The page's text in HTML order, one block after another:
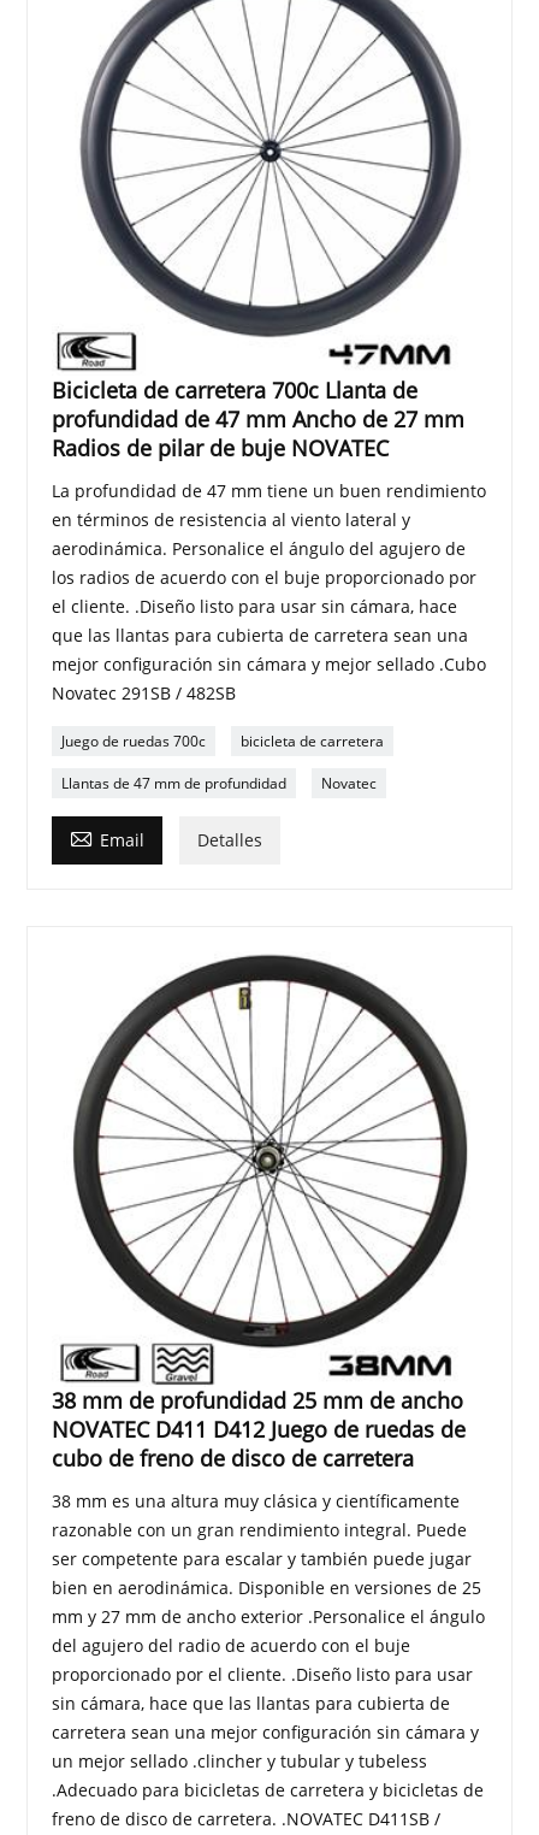
Bicicleta de carretera 700c Llanta de
profundidad de 47 mm Ancho de 27 mm
Radios de pilar de buje NOVATEC
La profundidad de 47 mm tiene un buen rendimiento
en términos de resistencia al viento lateral y
aerodinámica. Personalice el ángulo del agujero de
los radios de acuerdo con el buje proporcionado por
el cliente. .Diseño listo para usar sin cámara, hace
que las llantas para cubierta de carretera sean una
mejor configuración sin cámara y mejor sellado .Cubo
Novatec 291SB / 482SB
Juego de ruedas 700c bicicleta de carretera
Llantas de 47 mm de profundidad Novatec
 Email Detalles
38 mm de profundidad 25 mm de ancho
NOVATEC D411 D412 Juego de ruedas de
cubo de freno de disco de carretera
38 mm es una altura muy clásica y científicamente
razonable con un gran rendimiento integral. Puede
ser competente para escalar y también puede jugar
bien en aerodinámica. Disponible en versiones de 25
mm y 27 mm de ancho exterior .Personalice el ángulo
del agujero del radio de acuerdo con el buje
proporcionado por el cliente. .Diseño listo para usar
sin cámara, hace que las llantas para cubierta de
carretera sean una mejor configuración sin cámara y
un mejor sellado .clincher y tubular y tubeless
.Adecuado para bicicletas de carretera y bicicletas de
freno de disco de carretera. .NOVATEC D411SB /